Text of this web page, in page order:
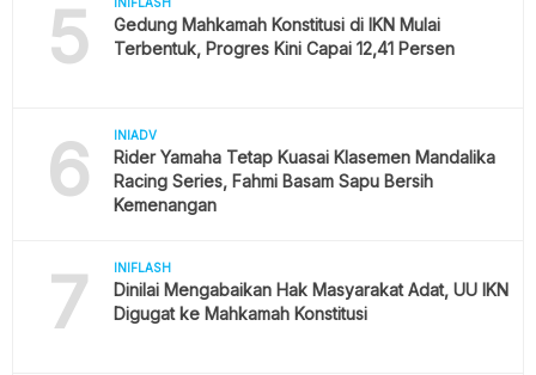
5
Gedung Mahkamah Konstitusi di IKN Mulai
Terbentuk, Progres Kini Capai 12,41 Persen
6 INIADV
Rider Yamaha Tetap Kuasai Klasemen Mandalika
Racing Series, Fahmi Basam Sapu Bersih
Kemenangan
7 INIFLASH
Dinilai Mengabaikan Hak Masyarakat Adat, UU IKN
Digugat ke Mahkamah Konstitusi